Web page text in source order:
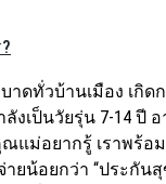
าดทั่วบ้านเมือง เ
งเป็นวัยรุ่น 7-14 ปี
แม่อยากรู้ เราพร้
น้อยกว่า “ประกัน